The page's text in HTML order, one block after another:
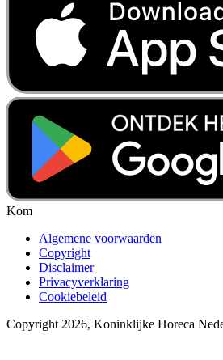
Kom
Algemene voorwaarden
Copyright
Disclaimer
Privacyverklaring
Cookiebeleid
Copyright 2026, Koninklijke Horeca